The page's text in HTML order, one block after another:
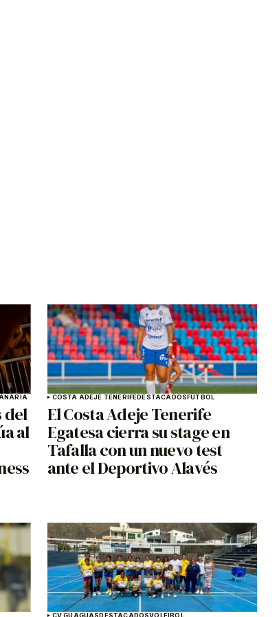
del
al
COSTA ADEJE TENERIFEDESTACADOSFÚTBOL
El Costa Adeje Tenerife
Egatesa cierra su stage en
Tafalla con un nuevo test
ante el Deportivo Alavés
CV GUAGUASDESTACADOSVOLEIBOL